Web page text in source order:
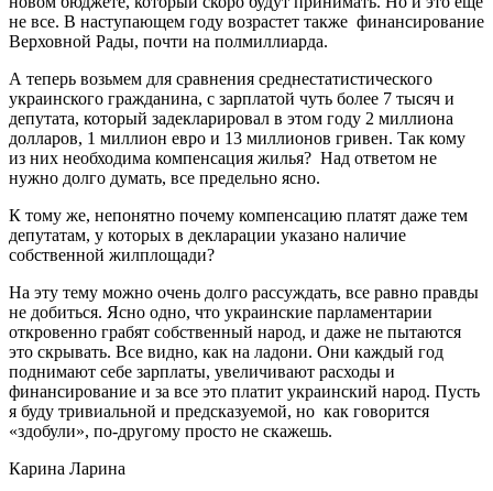
не все. В наступающем году возрастет также финансирование
Верховной Рады, почти на полмиллиарда.
А теперь возьмем для сравнения среднестатистического
украинского гражданина, с зарплатой чуть более 7 тысяч и
депутата, который задекларировал в этом году 2 миллиона
долларов, 1 миллион евро и 13 миллионов гривен. Так кому
из них необходима компенсация жилья? Над ответом не
нужно долго думать, все предельно ясно.
К тому же, непонятно почему компенсацию платят даже тем
депутатам, у которых в декларации указано наличие
собственной жилплощади?
На эту тему можно очень долго рассуждать, все равно правды
не добиться. Ясно одно, что украинские парламентарии
откровенно грабят собственный народ, и даже не пытаются
это скрывать. Все видно, как на ладони. Они каждый год
поднимают себе зарплаты, увеличивают расходы и
финансирование и за все это платит украинский народ. Пусть
я буду тривиальной и предсказуемой, но как говорится
«здобули», по-другому просто не скажешь.
Карина Ларина